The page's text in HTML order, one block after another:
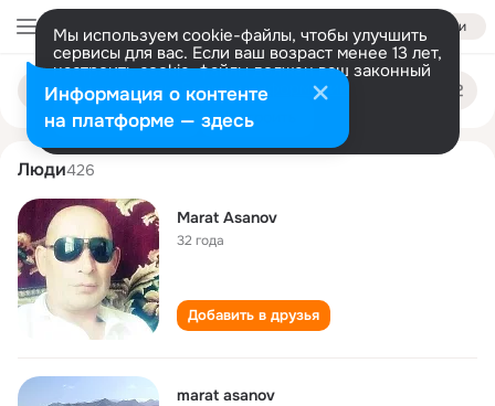
Войти
Мы используем cookie-файлы, чтобы улучшить
сервисы для вас. Если ваш возраст менее 13 лет,
настроить cookie-файлы должен ваш законный
представитель. Больше информации
Разрешить все Настроить
Поиск
людям
marat asanov
Люди426
Marat Asanov
32 года
Добавить в друзья
marat asanov
Информация о контенте
на платформе — здесь